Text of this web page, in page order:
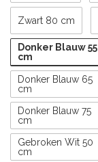
Zwart 80 cm
Donker Blauw 55
cm
Donker Blauw 65
cm
Donker Blauw 75
cm
Gebroken Wit 50
cm